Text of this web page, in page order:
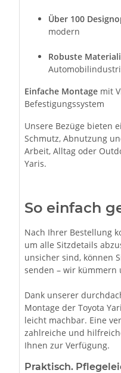
Über 100
modern
Robuste
Einfache Montage mit
Befestigungssystem
Unsere Bezüge bieten
Schmutz, Abnutzung
Arbeit, Alltag oder
Yaris.
So einfach
Nach Ihrer Bestellung
um alle Sitzdetails
unsicher sind, können
senden – wir kümmern
Dank unserer
Montage der Toyota
leicht machbar. Eine
zahlreiche und
Ihnen zur Verfügung.
Praktisch.